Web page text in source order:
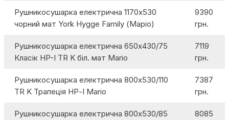
Рушникосушарка електрична 1170х530
чорний мат York Hygge Family (Маріо)
9390
грн.
Рушникосушарка електрична 650х430/75
Класік HP-I TR K біл. мат Mario
7119
грн.
Рушникосушарка електрична 800х530/110
TR K Трапеція НР-І Mario
7387
грн.
Рушникосушарка електрична 800х530/85
8085